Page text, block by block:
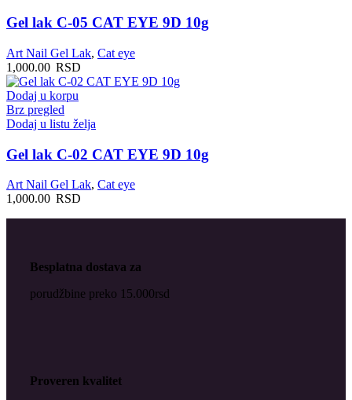
Gel lak C-05 CAT EYE 9D 10g
Art Nail Gel Lak, Cat eye
1,000.00 RSD
Dodaj u korpu
Brz pregled
Dodaj u listu želja
Gel lak C-02 CAT EYE 9D 10g
Art Nail Gel Lak, Cat eye
1,000.00 RSD
Besplatna dostava za
porudžbine preko 15.000rsd
Proveren kvalitet